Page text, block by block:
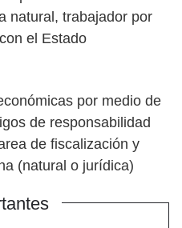
natural, trabajador por
el Estado
por medio de
de responsabilidad
de fiscalización y
(natural o jurídica)